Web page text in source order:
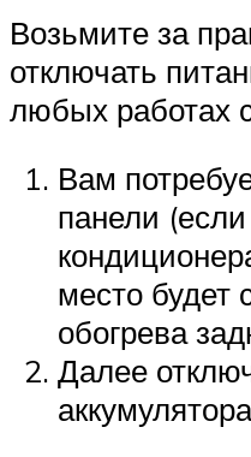
Возьмите за
отключать
любых работах
Вам
панели
место будет
обогрева
Далее